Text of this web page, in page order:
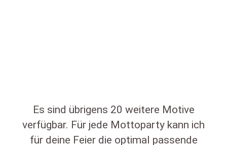
Es sind übrigens 20 weitere Motive
verfügbar. Für jede Mottoparty kann ich
für deine Feier die optimal passende